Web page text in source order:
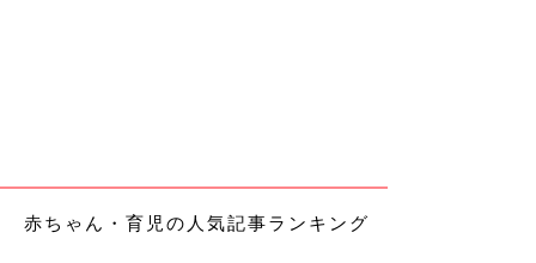
赤ちゃん・育児の人気記事ランキング